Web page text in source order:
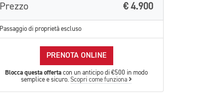
Prezzo € 4.900
Passaggio di proprietà escluso
PRENOTA ONLINE
Blocca questa offerta con un anticipo di €500 in modo
semplice e sicuro. Scopri come funziona